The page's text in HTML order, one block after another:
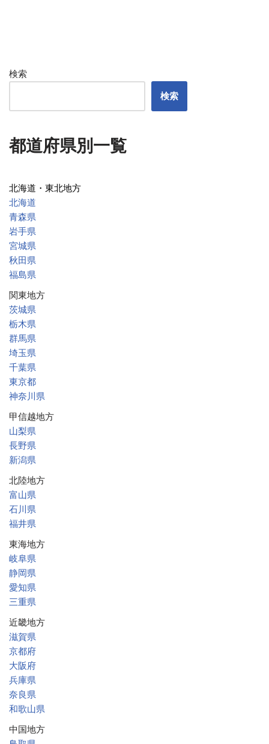
検索
検索
都道府県別一覧
北海道・東北地方
北海道
青森県
岩手県
宮城県
秋田県
福島県
関東地方
茨城県
栃木県
群馬県
埼玉県
千葉県
東京都
神奈川県
甲信越地方
山梨県
長野県
新潟県
北陸地方
富山県
石川県
福井県
東海地方
岐阜県
静岡県
愛知県
三重県
近畿地方
滋賀県
京都府
大阪府
兵庫県
奈良県
和歌山県
中国地方